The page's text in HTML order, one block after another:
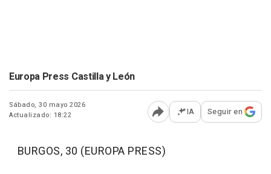
Europa Press Castilla y León
Sábado, 30 mayo 2026
Actualizado: 18:22
Abrir opciones para
IA Seguir en
BURGOS, 30 (EUROPA PRESS)